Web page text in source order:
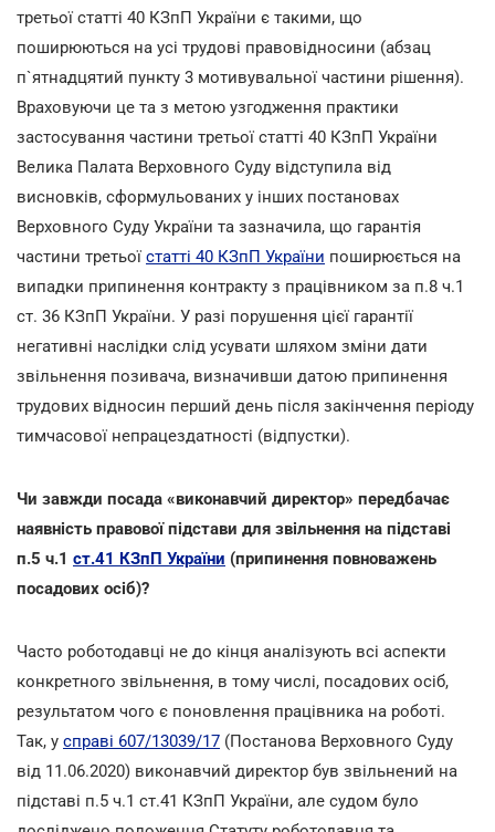
третьої статті 40 КЗпП України є такими, що
поширюються на усі трудові правовідносини (абзац
п`ятнадцятий пункту 3 мотивувальної частини рішення).
Враховуючи це та з метою узгодження практики
застосування частини третьої статті 40 КЗпП України
Велика Палата Верховного Суду відступила від
висновків, сформульованих у інших постановах
Верховного Суду України та зазначила, що гарантія
частини третьої статті 40 КЗпП України поширюється на
випадки припинення контракту з працівником за п.8 ч.1
ст. 36 КЗпП України. У разі порушення цієї гарантії
негативні наслідки слід усувати шляхом зміни дати
звільнення позивача, визначивши датою припинення
трудових відносин перший день після закінчення періоду
тимчасової непрацездатності (відпустки).
Чи завжди посада «виконавчий директор» передбачає
наявність правової підстави для звільнення на підставі
п.5 ч.1 ст.41 КЗпП України (припинення повноважень
посадових осіб)?
Часто роботодавці не до кінця аналізують всі аспекти
конкретного звільнення, в тому числі, посадових осіб,
результатом чого є поновлення працівника на роботі.
Так, у справі 607/13039/17 (Постанова Верховного Суду
від 11.06.2020) виконавчий директор був звільнений на
підставі п.5 ч.1 ст.41 КЗпП України, але судом було